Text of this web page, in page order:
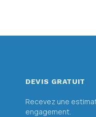
DEVIS GRATUIT
Recevez une
engagement.